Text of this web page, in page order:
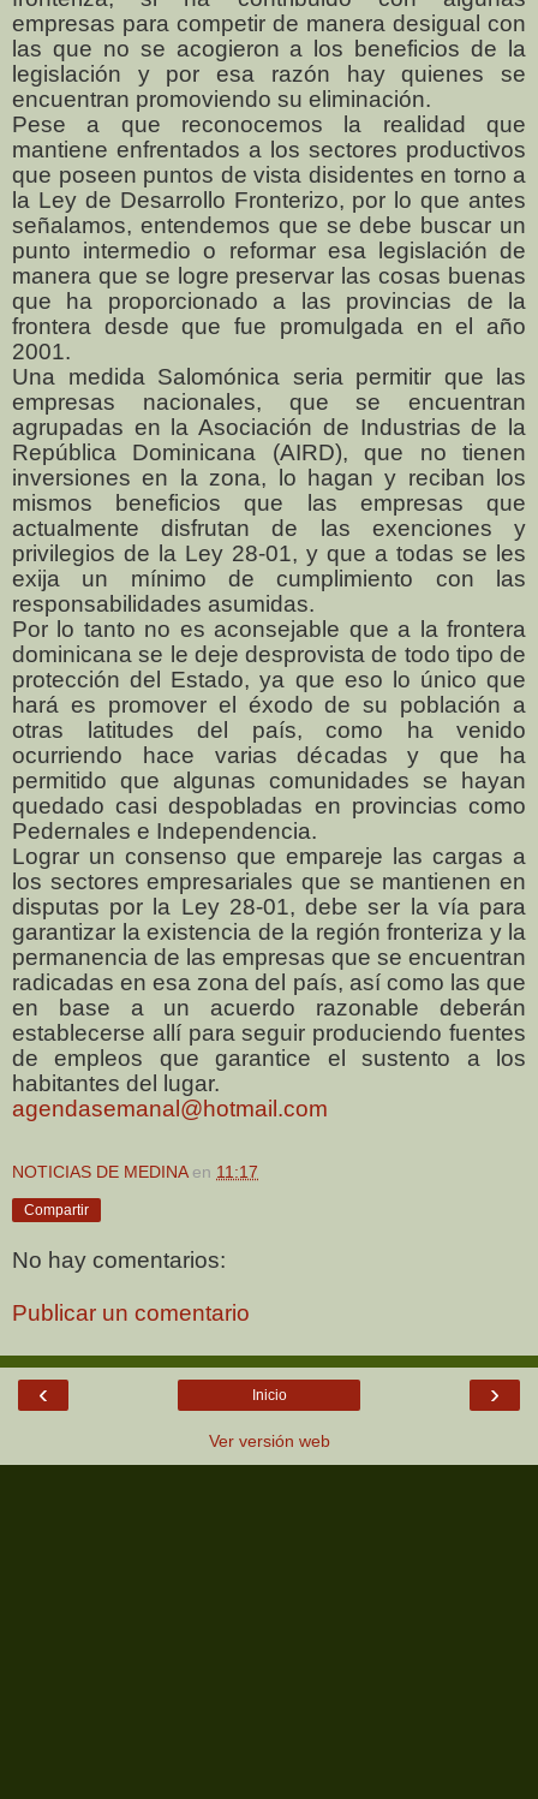
empresas para competir de manera desigual con
las que no se acogieron a los beneficios de la
legislación y por esa razón hay quienes se
encuentran promoviendo su eliminación.
Pese a que reconocemos la realidad que
mantiene enfrentados a los sectores productivos
que poseen puntos de vista disidentes en torno a
la Ley de Desarrollo Fronterizo, por lo que antes
señalamos, entendemos que se debe buscar un
punto intermedio o reformar esa legislación de
manera que se logre preservar las cosas buenas
que ha proporcionado a las provincias de la
frontera desde que fue promulgada en el año
2001.
Una medida Salomónica seria permitir que las
empresas nacionales, que se encuentran
agrupadas en la Asociación de Industrias de la
República Dominicana (AIRD), que no tienen
inversiones en la zona, lo hagan y reciban los
mismos beneficios que las empresas que
actualmente disfrutan de las exenciones y
privilegios de la Ley 28-01, y que a todas se les
exija un mínimo de cumplimiento con las
responsabilidades asumidas.
Por lo tanto no es aconsejable que a la frontera
dominicana se le deje desprovista de todo tipo de
protección del Estado, ya que eso lo único que
hará es promover el éxodo de su población a
otras latitudes del país, como ha venido
ocurriendo hace varias décadas y que ha
permitido que algunas comunidades se hayan
quedado casi despobladas en provincias como
Pedernales e Independencia.
Lograr un consenso que empareje las cargas a
los sectores empresariales que se mantienen en
disputas por la Ley 28-01, debe ser la vía para
garantizar la existencia de la región fronteriza y la
permanencia de las empresas que se encuentran
radicadas en esa zona del país, así como las que
en base a un acuerdo razonable deberán
establecerse allí para seguir produciendo fuentes
de empleos que garantice el sustento a los
habitantes del lugar.
agendasemanal@hotmail.com
NOTICIAS DE MEDINA en 11:17
Compartir
No hay comentarios:
Publicar un comentario
‹ ›
Inicio
Ver versión web